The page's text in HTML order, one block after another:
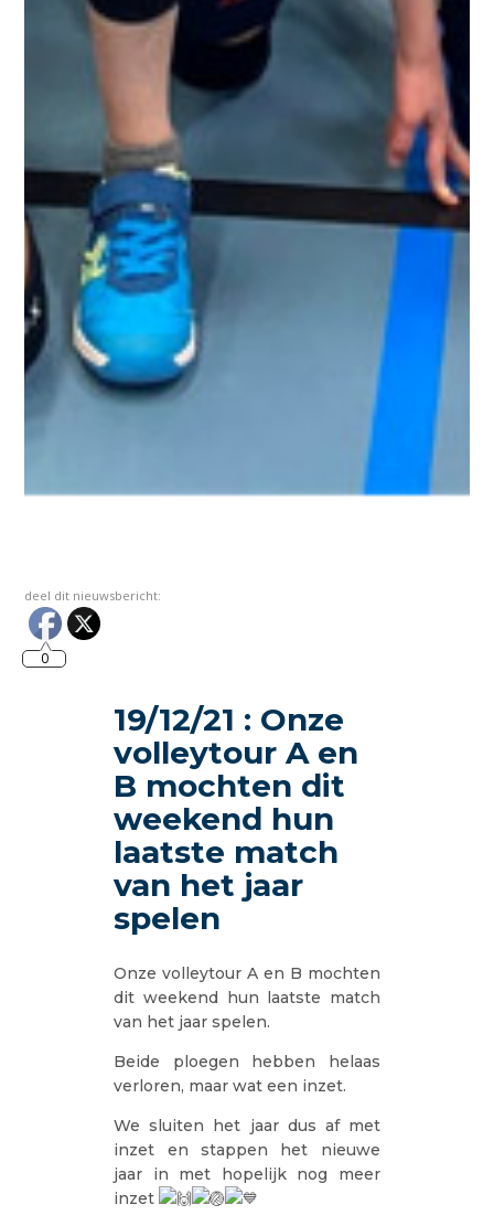
deel dit nieuwsbericht:
0
19/12/21 : Onze
volleytour A en
B mochten dit
weekend hun
laatste match
van het jaar
spelen
Onze volleytour A en B mochten
dit weekend hun laatste match
van het jaar spelen.
Beide ploegen hebben helaas
verloren, maar wat een inzet.
We sluiten het jaar dus af met
inzet en stappen het nieuwe
jaar in met hopelijk nog meer
inzet